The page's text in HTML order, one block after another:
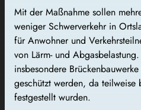
Mit der Maßnahme sollen
weniger Schwerverkehr in
für Anwohner und
von Lärm- und
insbesondere
geschützt werden, da teilweise
festgestellt wurden.